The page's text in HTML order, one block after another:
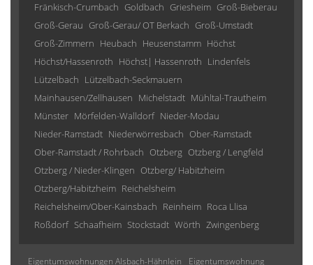
Fränkisch-Crumbach Goldbach Griesheim Groß-Bieberau
Groß-Gerau Groß-Gerau/ OT Berkach Groß-Umstadt
Groß-Zimmern Heubach Heusenstamm Höchst
Höchst/Hassenroth Höchst| Hassenroth Lindenfels
Lützelbach Lützelbach-Seckmauern
Mainhausen/Zellhausen Michelstadt Mühltal-Trautheim
Münster Mörfelden-Walldorf Nieder-Modau
Nieder-Ramstadt Niederwörresbach Ober-Ramstadt
Ober-Ramstadt / Rohrbach Otzberg Otzberg / Lengfeld
Otzberg / Nieder-Klingen Otzberg/ Habitzheim
Otzberg/Habitzheim Reichelsheim
Reichelsheim/Ober-Kainsbach Reinheim Roca Llisa
Roßdorf Schaafheim Stockstadt Wörth Zwingenberg
Eigentumswohnungen Alsbach-Hähnlein Eigentumswohnung